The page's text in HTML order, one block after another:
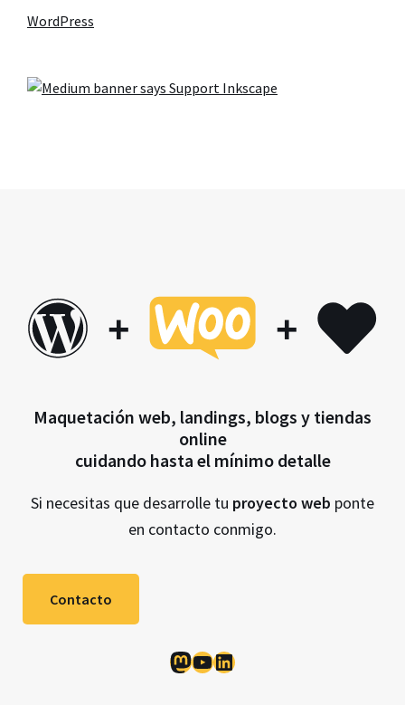
WordPress
+ +
Maquetación web, landings, blogs y tiendas
online
cuidando hasta el mínimo detalle
Si necesitas que desarrolle tu proyecto web ponte
en contacto conmigo.
Contacto
Mastodon
YouTube
LinkedIn